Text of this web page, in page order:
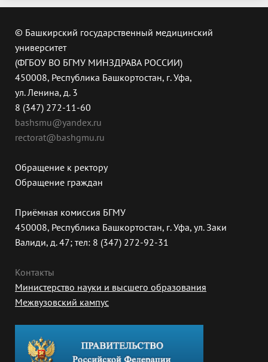
© Башкирский государственный медицинский
университет
(ФГБОУ ВО БГМУ МИНЗДРАВА РОССИИ)
450008, Республика Башкортостан, г. Уфа,
ул. Ленина, д. 3
8 (347) 272-11-60
bashsmu@yandex.ru
rectorat@bashgmu.ru
Обращение к ректору
Обращение граждан
Приёмная комиссия БГМУ
450008, Республика Башкортостан, г. Уфа, ул. Заки
Валиди, д. 47; тел: 8 (347) 272-92-31
Контакты
Министерство науки и высшего образования
Межвузовский кампус